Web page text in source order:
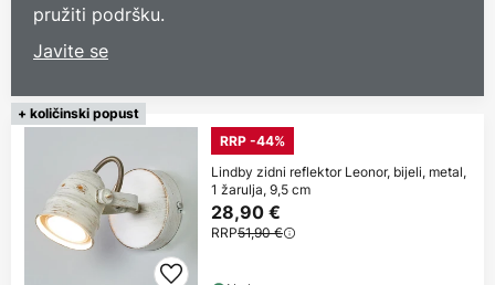
pružiti podršku.
Javite se
+ količinski popust
RRP -44%
Lindby zidni reflektor Leonor, bijeli, metal,
1 žarulja, 9,5 cm
28,90 €
RRP51,90 €